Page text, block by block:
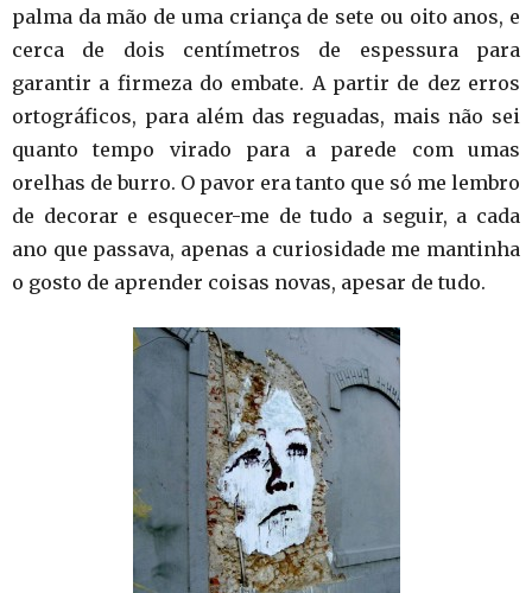
palma da mão de uma criança de sete ou oito anos, e
cerca de dois centímetros de espessura para
garantir a firmeza do embate. A partir de dez erros
ortográficos, para além das reguadas, mais não sei
quanto tempo virado para a parede com umas
orelhas de burro. O pavor era tanto que só me lembro
de decorar e esquecer-me de tudo a seguir, a cada
ano que passava, apenas a curiosidade me mantinha
o gosto de aprender coisas novas, apesar de tudo.